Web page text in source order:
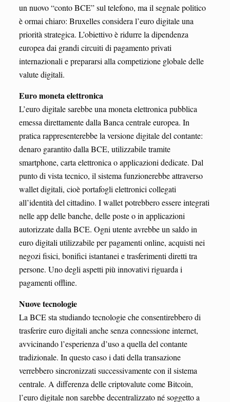
un nuovo “conto BCE” sul telefono, ma il segnale politico
è ormai chiaro: Bruxelles considera l’euro digitale una
priorità strategica. L’obiettivo è ridurre la dipendenza
europea dai grandi circuiti di pagamento privati
internazionali e prepararsi alla competizione globale delle
valute digitali.
Euro moneta elettronica
L’euro digitale sarebbe una moneta elettronica pubblica
emessa direttamente dalla Banca centrale europea. In
pratica rappresenterebbe la versione digitale del contante:
denaro garantito dalla BCE, utilizzabile tramite
smartphone, carta elettronica o applicazioni dedicate. Dal
punto di vista tecnico, il sistema funzionerebbe attraverso
wallet digitali, cioè portafogli elettronici collegati
all’identità del cittadino. I wallet potrebbero essere integrati
nelle app delle banche, delle poste o in applicazioni
autorizzate dalla BCE. Ogni utente avrebbe un saldo in
euro digitali utilizzabile per pagamenti online, acquisti nei
negozi fisici, bonifici istantanei e trasferimenti diretti tra
persone. Uno degli aspetti più innovativi riguarda i
pagamenti offline.
Nuove tecnologie
La BCE sta studiando tecnologie che consentirebbero di
trasferire euro digitali anche senza connessione internet,
avvicinando l’esperienza d’uso a quella del contante
tradizionale. In questo caso i dati della transazione
verrebbero sincronizzati successivamente con il sistema
centrale. A differenza delle criptovalute come Bitcoin,
l’euro digitale non sarebbe decentralizzato né soggetto a